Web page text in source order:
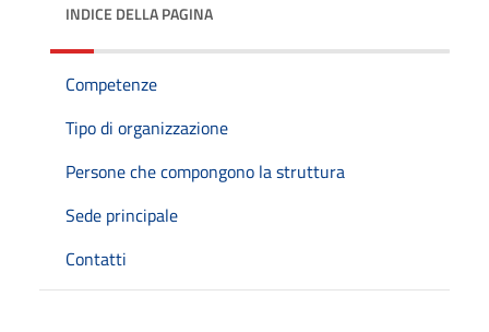
INDICE DELLA PAGINA
Competenze
Tipo di organizzazione
Persone che compongono la struttura
Sede principale
Contatti